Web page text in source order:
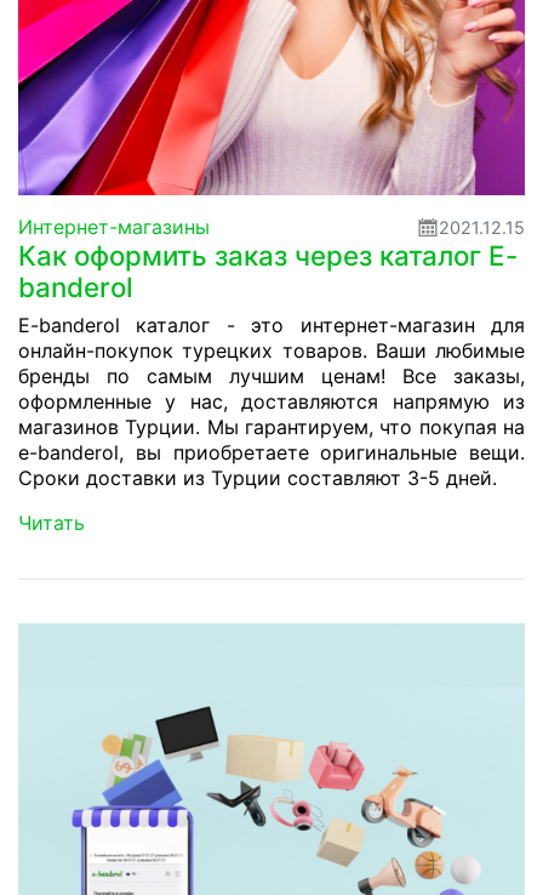
Интернет-магазины 2021.12.15
Как оформить заказ через каталог E-
banderol
E-banderol каталог - это интернет-магазин для
онлайн-покупок турецких товаров. Ваши любимые
бренды по самым лучшим ценам! Все заказы,
оформленные у нас, доставляются напрямую из
магазинов Турции. Мы гарантируем, что покупая на
e-banderol, вы приобретаете оригинальные вещи.
Сроки доставки из Турции составляют 3-5 дней.
Читать